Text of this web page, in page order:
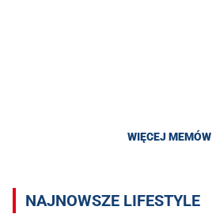
WIĘCEJ MEMÓW
NAJNOWSZE LIFESTYLE